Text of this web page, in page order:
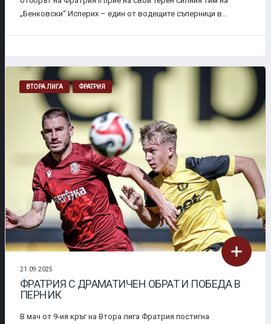
„Бенковски“ Исперих – един от водещите съперници в...
ВТОРА ЛИГА ФРАТРИЯ
21.09.2025
ФРАТРИЯ С ДРАМАТИЧЕН ОБРАТ И ПОБЕДА В
ПЕРНИК
В мач от 9-ия кръг на Втора лига Фратрия постигна